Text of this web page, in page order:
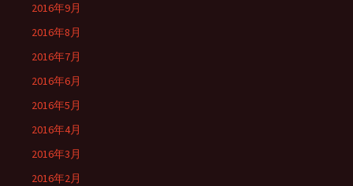
2016年9月
2016年8月
2016年7月
2016年6月
2016年5月
2016年4月
2016年3月
2016年2月